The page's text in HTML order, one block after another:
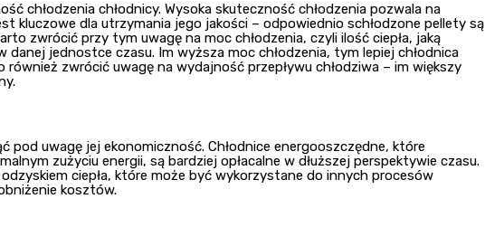
chłodzenia chłodnicy. Wysoka skuteczność chłodzenia pozwala na
kluczowe dla utrzymania jego jakości – odpowiednio schłodzone pellety są
zwrócić przy tym uwagę na moc chłodzenia, czyli ilość ciepła, jaką
jednostce czasu. Im wyższa moc chłodzenia, tym lepiej chłodnica
zwrócić uwagę na wydajność przepływu chłodziwa – im większy
pod uwagę jej ekonomiczność. Chłodnice energooszczędne, które
zużyciu energii, są bardziej opłacalne w dłuższej perspektywie czasu.
ciepła, które może być wykorzystane do innych procesów
kosztów.